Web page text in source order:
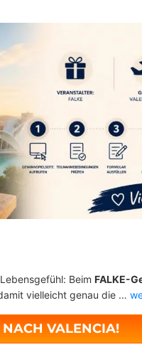
Beim FALKE-
vielleicht genau die …
VALENCIA!